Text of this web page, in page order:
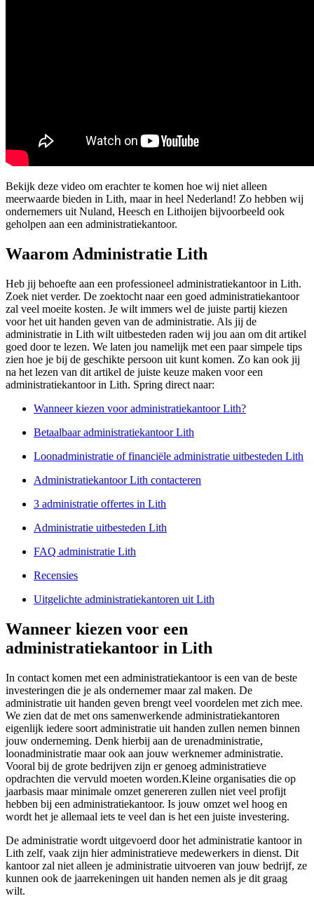
Bekijk deze video om erachter te komen hoe wij niet alleen
meerwaarde bieden in Lith, maar in heel Nederland! Zo hebben wij
ondernemers uit Nuland, Heesch en Lithoijen bijvoorbeeld ook
geholpen aan een administratiekantoor.
Waarom Administratie Lith
Heb jij behoefte aan een professioneel administratiekantoor in Lith.
Zoek niet verder. De zoektocht naar een goed administratiekantoor
zal veel moeite kosten. Je wilt immers wel de juiste partij kiezen
voor het uit handen geven van de administratie. Als jij de
administratie in Lith wilt uitbesteden raden wij jou aan om dit artikel
goed door te lezen. We laten jou namelijk met een paar simpele tips
zien hoe je bij de geschikte persoon uit kunt komen. Zo kan ook jij
na het lezen van dit artikel de juiste keuze maken voor een
administratiekantoor in Lith. Spring direct naar:
Wanneer kiezen voor administratiekantoor Lith?
Betaalbaar administratiekantoor Lith
Loonadministratie of financiële administratie uitbesteden Lith
Administratiekantoor Lith contacteren
3 administratie offertes in Lith
Administratie uitbesteden Lith
FAQ administratie Lith
Recensies
Uitgelichte administratiekantoren uit Lith
Wanneer kiezen voor een
administratiekantoor in Lith
In contact komen met een administratiekantoor is een van de beste
investeringen die je als ondernemer maar zal maken. De
administratie uit handen geven brengt veel voordelen met zich mee.
We zien dat de met ons samenwerkende administratiekantoren
eigenlijk iedere soort administratie uit handen zullen nemen binnen
jouw onderneming. Denk hierbij aan de urenadministratie,
loonadministratie maar ook aan jouw werknemer administratie.
Vooral bij de grote bedrijven zijn er genoeg administratieve
opdrachten die vervuld moeten worden.Kleine organisaties die op
jaarbasis maar minimale omzet genereren zullen niet veel profijt
hebben bij een administratiekantoor. Is jouw omzet wel hoog en
wordt het je allemaal iets te veel dan is het een juiste investering.
De administratie wordt uitgevoerd door het administratie kantoor in
Lith zelf, vaak zijn hier administratieve medewerkers in dienst. Dit
kantoor zal niet alleen je administratie uitvoeren van jouw bedrijf, ze
kunnen ook de jaarrekeningen uit handen nemen als je dit graag
wilt.